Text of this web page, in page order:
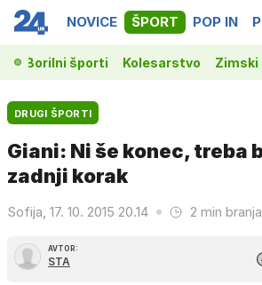
NOVICE ŠPORT POP IN
Borilni športi Kolesarstvo Zimski
DRUGI ŠPORTI
Giani: Ni še konec, treba
zadnji korak
Sofija, 17. 10. 2015 20.14 2 min branja
AVTOR:
STA